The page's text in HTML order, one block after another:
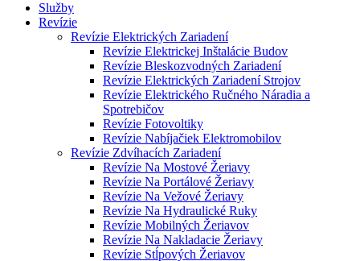
Služby
Revízie
Revízie Elektrických Zariadení
Revízie Elektrickej Inštalácie Budov
Revízie Bleskozvodných Zariadení
Revízie Elektrických Zariadení Strojov
Revízie Elektrického Ručného Náradia a
Spotrebičov
Revízie Fotovoltiky
Revízie Nabíjačiek Elektromobilov
Revízie Zdvíhacích Zariadení
Revízie Na Mostové Žeriavy
Revízie Na Portálové Žeriavy
Revízie Na Vežové Žeriavy
Revízie Na Hydraulické Ruky
Revízie Mobilných Žeriavov
Revízie Na Nakladacie Žeriavy
Revízie Stĺpových Žeriavov